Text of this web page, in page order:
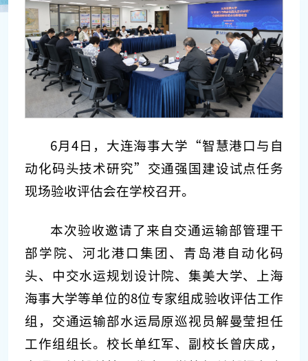
6月4日，大连海事大学“智慧港口与自
动化码头技术研究”交通强国建设试点任务
现场验收评估会在学校召开。
本次验收邀请了来自交通运输部管理干
部学院、河北港口集团、青岛港自动化码
头、中交水运规划设计院、集美大学、上海
海事大学等单位的8位专家组成验收评估工作
组，交通运输部水运局原巡视员解曼莹担任
工作组组长。校长单红军、副校长曾庆成，